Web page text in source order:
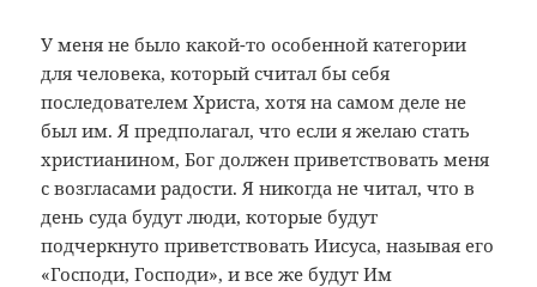
У меня не было какой-то особенной категории
для человека, который считал бы себя
последователем Христа, хотя на самом деле не
был им. Я предполагал, что если я желаю стать
христианином, Бог должен приветствовать меня
с возгласами радости. Я никогда не читал, что в
день суда будут люди, которые будут
подчеркнуто приветствовать Иисуса, называя его
«Господи, Господи», и все же будут Им